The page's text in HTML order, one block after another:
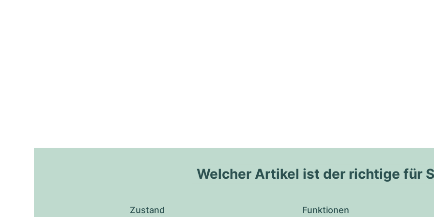
Welcher Artikel ist der richtige für
Zustand Funktionen